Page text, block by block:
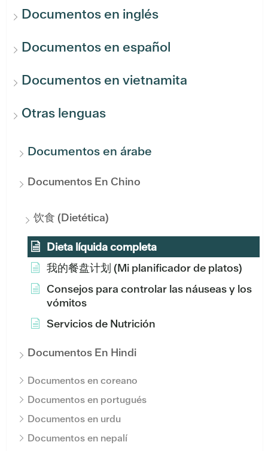
Documentos en inglés
Documentos en español
Documentos en vietnamita
Otras lenguas
Documentos en árabe
Documentos En Chino
饮食 (Dietética)
Dieta líquida completa
我的餐盘计划 (Mi planificador de platos)
Consejos para controlar las náuseas y los
vómitos
Servicios de Nutrición
Documentos En Hindi
Documentos en coreano
Documentos en portugués
Documentos en urdu
Documentos en nepalí